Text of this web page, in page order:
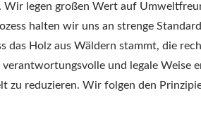
Wir legen großen Wert auf
halten wir uns an strenge
das Holz aus Wäldern stammt, die
und legale Weise
zu reduzieren. Wir folgen den